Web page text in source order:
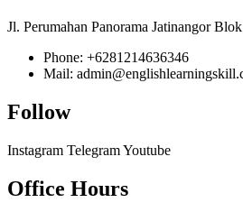
Jl. Perumahan Panorama Jatinangor
Phone: +6281214636346
Mail:
Follow
Instagram TelegramYoutube
Office Hours